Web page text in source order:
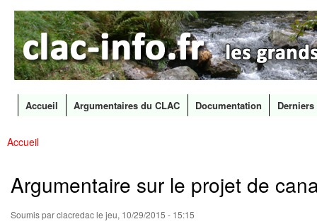
CLAC
Info
Les
grands
canaux
en
Menu principal
Accueil Argumentaires du CLAC Documentation
Accueil
Argumentaire sur le projet de
Soumis parclacredacle jeu, 10/29/2015 - 15:15